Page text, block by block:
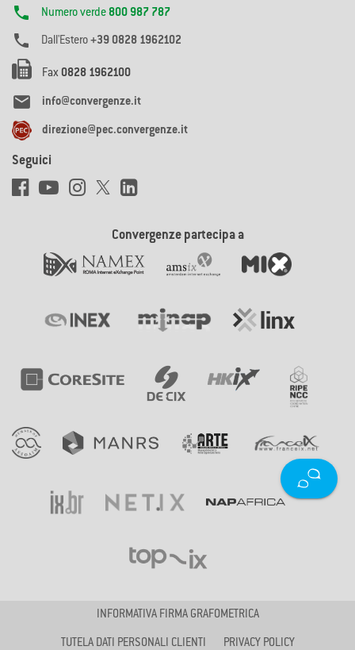
 Numero verde 800 987 787
 Dall'Estero +39 0828 1962102
Fax 0828 1962100
 info@convergenze.it
direzione@pec.convergenze.it
Seguici
Convergenze partecipa a
INFORMATIVA FIRMA GRAFOMETRICA
TUTELA DATI PERSONALI CLIENTI PRIVACY POLICY